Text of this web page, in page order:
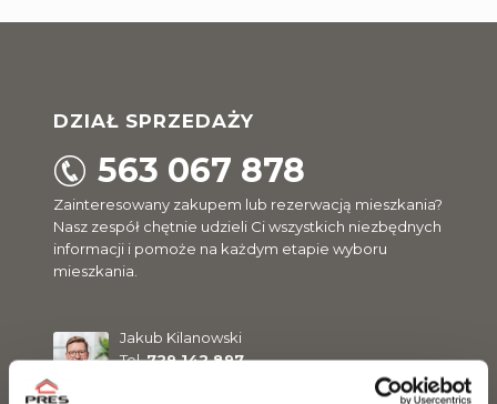
DZIAŁ SPRZEDAŻY
563 067 878
Zainteresowany zakupem lub rezerwacją mieszkania?
Nasz zespół chętnie udzieli Ci wszystkich niezbędnych
informacji i pomoże na każdym etapie wyboru
mieszkania.
Jakub Kilanowski
Tel.729 142 897